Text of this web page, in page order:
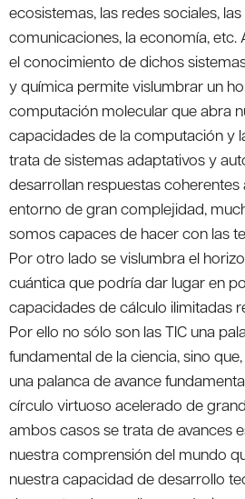
ecosistemas, las redes sociales,
comunicaciones, la economía, etc.
el conocimiento de dichos
y química permite vislumbrar un
computación molecular que abra
capacidades de la computación y
trata de sistemas adaptativos y
desarrollan respuestas coherentes
entorno de gran complejidad,
somos capaces de hacer con las
Por otro lado se vislumbra el
cuántica que podría dar lugar en
capacidades de cálculo ilimitadas
Por ello no sólo son las TIC una
fundamental de la ciencia, sino
una palanca de avance
círculo virtuoso acelerado de
ambos casos se trata de avances
nuestra comprensión del mundo
nuestra capacidad de desarrollo